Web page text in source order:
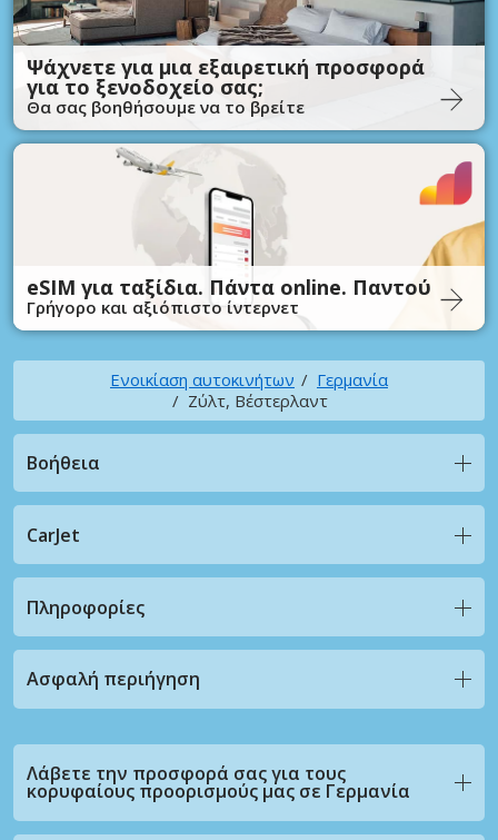
Ψάχνετε για μια εξαιρετική προσφορά
για το ξενοδοχείο σας;
Θα σας βοηθήσουμε να το βρείτε
eSIM για ταξίδια. Πάντα online. Παντού
Γρήγορο και αξιόπιστο ίντερνετ
Ενοικίαση αυτοκινήτων
Γερμανία
Ζύλτ, Βέστερλαντ
Βοήθεια
CarJet
Πληροφορίες
Ασφαλή περιήγηση
Λάβετε την προσφορά σας για τους
κορυφαίους προορισμούς μας σε Γερμανία